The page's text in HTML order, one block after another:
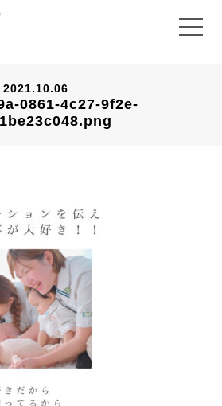
2021.10.06
0861-4c27-9f2e-